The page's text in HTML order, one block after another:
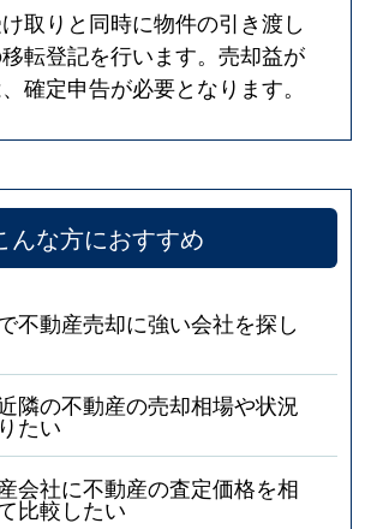
取りと同時に物件の引き渡し
転登記を行います。売却益が
確定申告が必要となります。
んな方におすすめ
不動産売却に強い会社を探し
隣の不動産の売却相場や状況
たい
会社に不動産の査定価格を相
比較したい